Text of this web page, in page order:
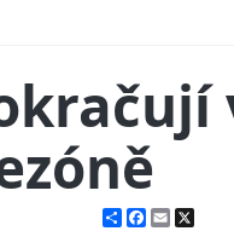
ShareFacebook
Email